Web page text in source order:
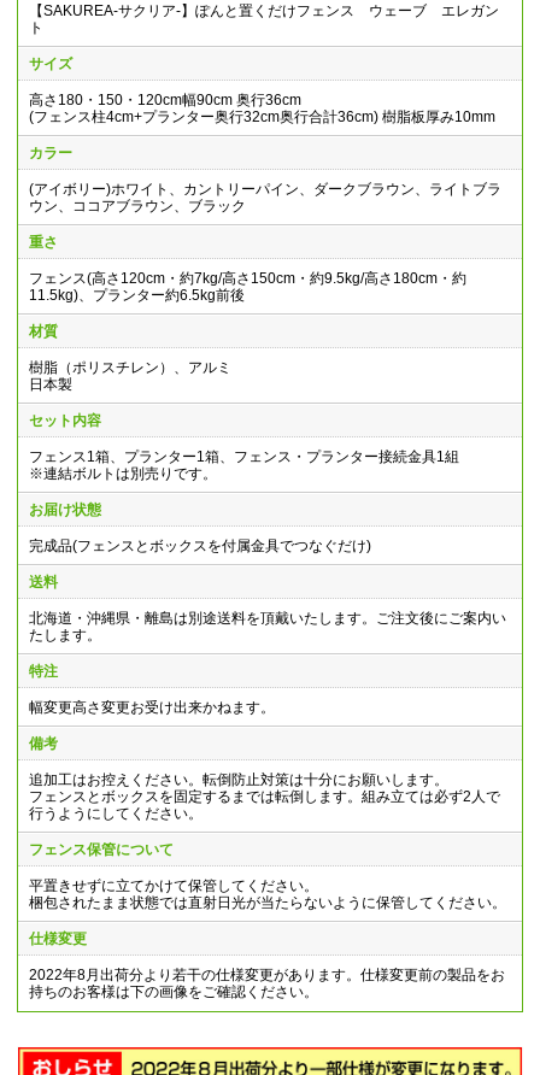
【SAKUREA-サクリア-】ぽんと置くだけフェンス ウェーブ エレガン
ト
サイズ
高さ180・150・120cm幅90cm 奥行36cm
(フェンス柱4cm+プランター奥行32cm奥行合計36cm) 樹脂板厚み10mm
カラー
(アイボリー)ホワイト、カントリーパイン、ダークブラウン、ライトブラ
ウン、ココアブラウン、ブラック
重さ
フェンス(高さ120cm・約7kg/高さ150cm・約9.5kg/高さ180cm・約
11.5kg)、プランター約6.5kg前後
材質
樹脂（ポリスチレン）、アルミ
日本製
セット内容
フェンス1箱、プランター1箱、フェンス・プランター接続金具1組
※連結ボルトは別売りです。
お届け状態
完成品(フェンスとボックスを付属金具でつなぐだけ)
送料
北海道・沖縄県・離島は別途送料を頂戴いたします。ご注文後にご案内い
たします。
特注
幅変更高さ変更お受け出来かねます。
備考
追加工はお控えください。転倒防止対策は十分にお願いします。
フェンスとボックスを固定するまでは転倒します。組み立ては必ず2人で
行うようにしてください。
フェンス保管について
平置きせずに立てかけて保管してください。
梱包されたまま状態では直射日光が当たらないように保管してください。
仕様変更
2022年8月出荷分より若干の仕様変更があります。仕様変更前の製品をお
持ちのお客様は下の画像をご確認ください。